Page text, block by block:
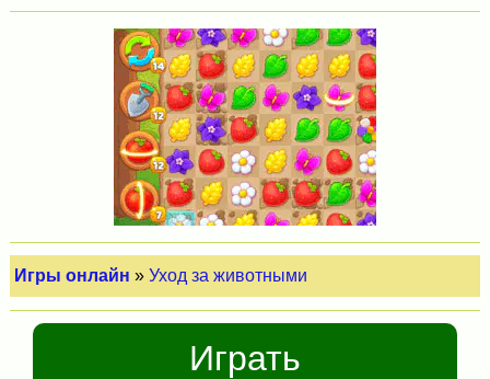
Игры онлайн »Уход за животными
Играть